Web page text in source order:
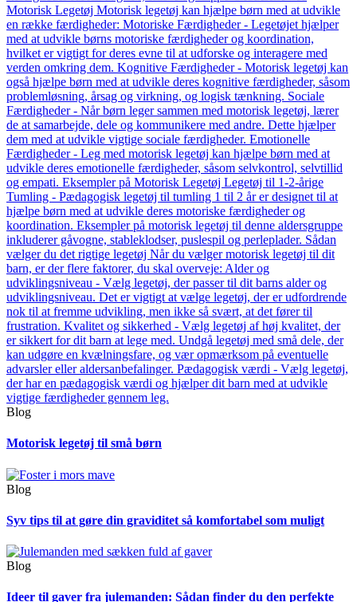
Blog
Motorisk legetøj til små børn
Blog
Syv tips til at gøre din graviditet så komfortabel som muligt
Blog
Ideer til gaver fra julemanden: Sådan finder du den perfekte